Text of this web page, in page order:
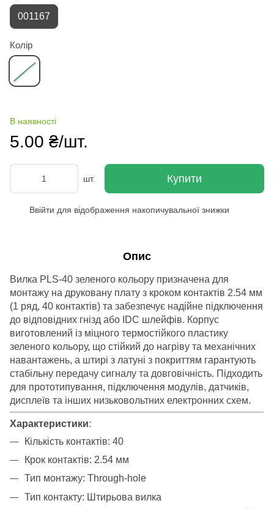
001167
Колір
В наявності
5.00 ₴/шт.
шт. Купити
Ввійти для відображення накопичувальної знижки
Опис
Вилка PLS-40 зеленого кольору призначена для
монтажу на друковану плату з кроком контактів 2.54 мм
(1 ряд, 40 контактів) та забезпечує надійне підключення
до відповідних гнізд або IDC шлейфів. Корпус
виготовлений із міцного термостійкого пластику
зеленого кольору, що стійкий до нагріву та механічних
навантажень, а штирі з латуні з покриттям гарантують
стабільну передачу сигналу та довговічність. Підходить
для прототипування, підключення модулів, датчиків,
дисплеїв та інших низьковольтних електронних схем.
Характеристики:
Кількість контактів: 40
Крок контактів: 2.54 мм
Тип монтажу: Through-hole
Тип контакту: Штирьова вилка